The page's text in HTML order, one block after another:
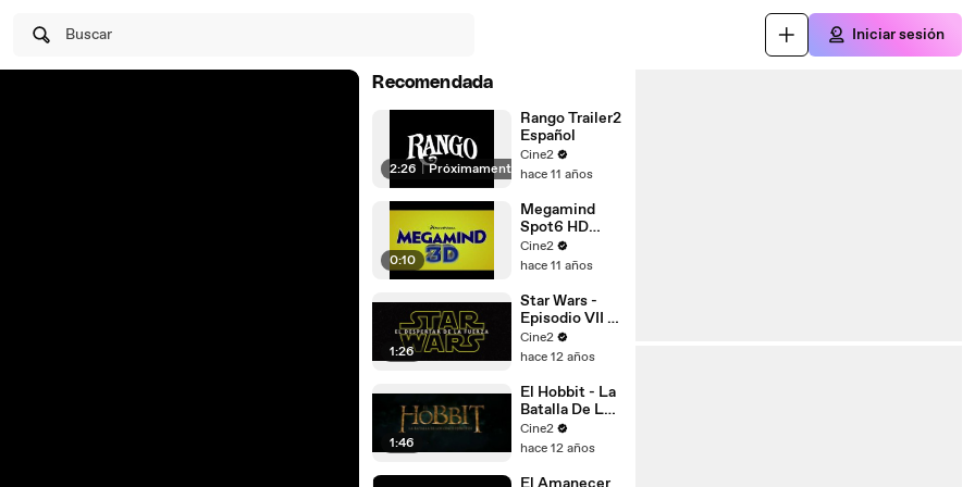
Buscar Iniciar sesión
Recomendada
2:26 | Próximamente
Rango Trailer2
Español
Cine2
hace 11 años
0:10
Megamind
Spot6 HD
[10seg]
Español
Cine2
hace 11 años
1:26
Star Wars -
Episodio VII -
El Despertar
De La Fuerza
Español [HD
1080p]
Cine2
hace 12 años
1:46
El Hobbit - La
Batalla De Los
Cinco
Ejércitos
Español
Cine2
hace 12 años